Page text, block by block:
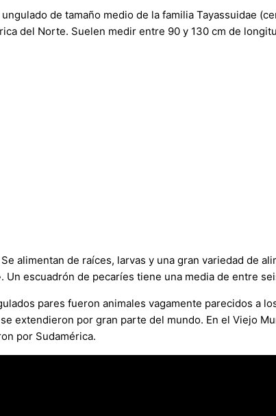
de tamaño medio de la familia Tayassuidae
del Norte. Suelen medir entre 90 y 130 cm de
alimentan de raíces, larvas y una gran variedad de
escuadrón de pecaríes tiene una media de entre
pares fueron animales vagamente parecidos a
extendieron por gran parte del mundo. En el Viejo
por Sudamérica.